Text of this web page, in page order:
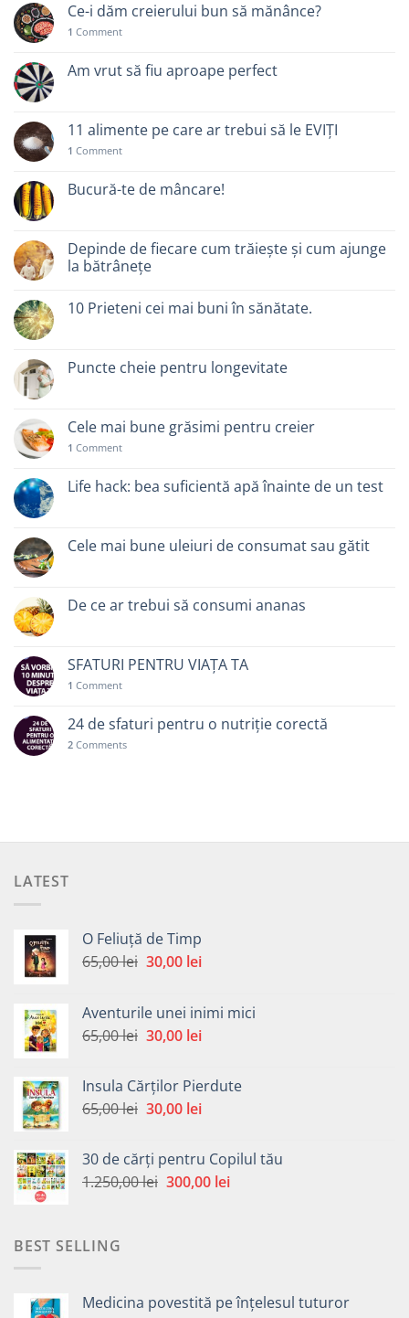
Ce-i dăm creierului bun să mănânce?
1 Comment
Am vrut să fiu aproape perfect
11 alimente pe care ar trebui să le EVIȚI
1 Comment
Bucură-te de mâncare!
Depinde de fiecare cum trăiește și cum ajunge
la bătrânețe
10 Prieteni cei mai buni în sănătate.
Puncte cheie pentru longevitate
Cele mai bune grăsimi pentru creier
1 Comment
Life hack: bea suficientă apă înainte de un test
Cele mai bune uleiuri de consumat sau gătit
De ce ar trebui să consumi ananas
SFATURI PENTRU VIAȚA TA
1 Comment
24 de sfaturi pentru o nutriție corectă
2 Comments
LATEST
O Feliuță de Timp
65,00lei Prețul
fost:
65,00 lei.
30,00 leiPrețul
30,00 lei.
Aventurile unei inimi mici
65,00lei Prețul
fost:
65,00 lei.
30,00 leiPrețul
30,00 lei.
Insula Cărților Pierdute
65,00lei Prețul
fost:
65,00 lei.
30,00 leiPrețul
30,00 lei.
30 de cărți pentru Copilul tău
1.250,00lei Prețul
300,00 leiPrețul
BEST SELLING
Medicina povestită pe înțelesul tuturor